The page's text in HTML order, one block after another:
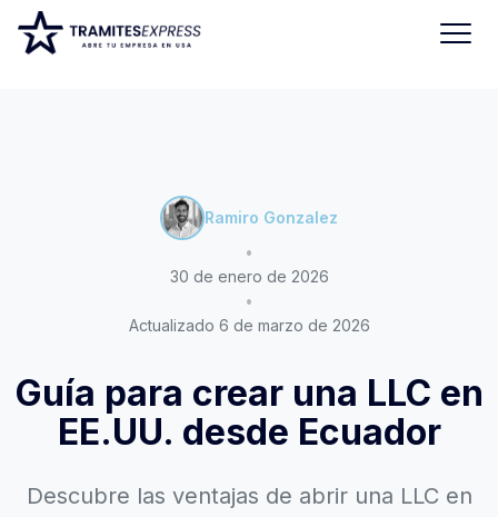
Ramiro Gonzalez
•
30 de enero de 2026
•
Actualizado 6 de marzo de 2026
Guía para crear una LLC en
EE.UU. desde Ecuador
Descubre las ventajas de abrir una LLC en